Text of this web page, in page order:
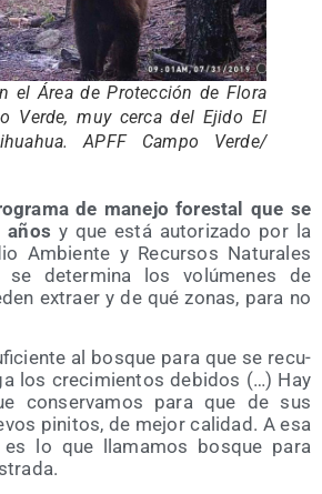
el Área de Pro­tec­ción de Flo­ra
Ver­de, muy cer­ca del Eji­do El
APFF Cam­po Verde/​
de mane­jo fores­tal que se
años y que está auto­ri­za­do por la
Ambien­te y Recur­sos Natu­ra­les
se deter­mi­na los volú­me­nes de
extraer y de qué zonas, para no
al bos­que para que se recu­
los cre­ci­mien­tos debi­dos (…) Hay
con­ser­va­mos para que de sus
pini­tos, de mejor cali­dad. A esa
lo que lla­ma­mos bos­que para